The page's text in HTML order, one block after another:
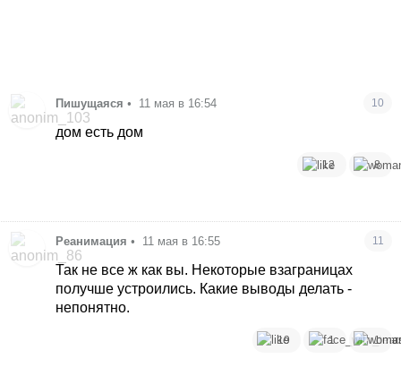
Пишущаяся • 11 мая в 16:54 10
дом есть дом
12 8
Реанимация • 11 мая в 16:55 11
Так не все ж как вы. Некоторые взаграницах
получше устроились. Какие выводы делать -
непонятно.
19 1 1